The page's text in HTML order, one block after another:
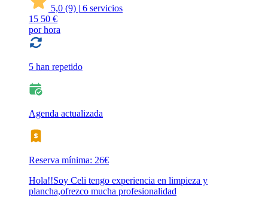
5,0 (9) | 6 servicios
15 50 €
por hora
5 han repetido
Agenda actualizada
Reserva mínima: 26€
Hola!!Soy Celi tengo experiencia en limpieza y
plancha,ofrezco mucha profesionalidad